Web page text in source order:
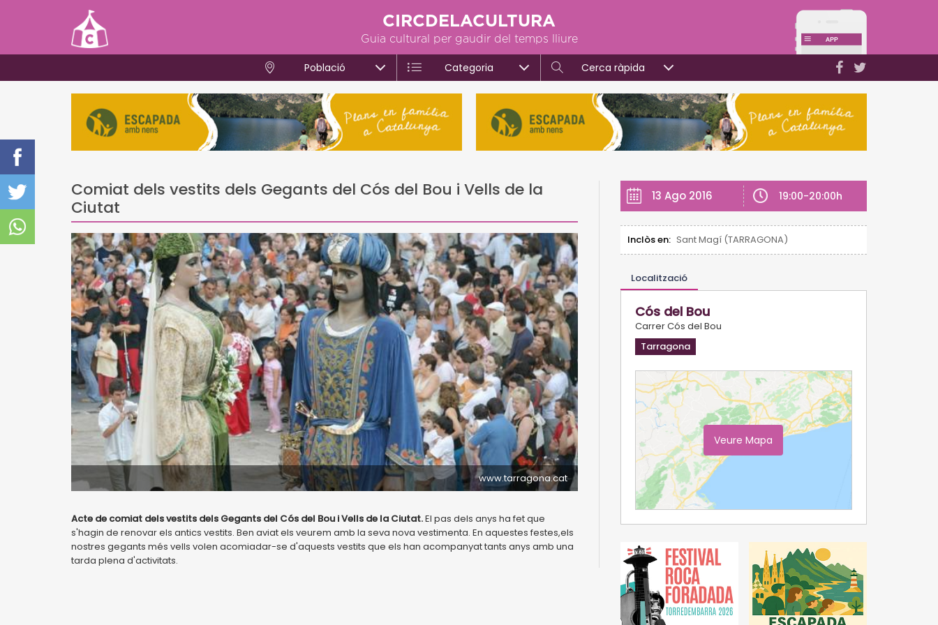
CIRCDELACULTURA
Guia cultural per gaudir del temps lliure
Població Categoria Cerca ràpida
Comiat dels vestits dels Gegants del Cós del Bou i Vells de la
Ciutat
www.tarragona.cat
Acte de comiat dels vestits dels Gegants del Cós del Bou i Vells de la Ciutat.El pas dels anys ha fet que
s'hagin de renovar els antics vestits. Ben aviat els veurem amb la seva nova vestimenta. En aquestes festes,els
nostres gegants més vells volen acomiadar-se d'aquests vestits que els han acompanyat tants anys amb una
tarda plena d'activitats.
13 Ago 2016 19:00-20:00h
Inclòs en: Sant Magí (TARRAGONA)
Localització
Cós del Bou
Carrer Cós del Bou
Tarragona
Veure Mapa